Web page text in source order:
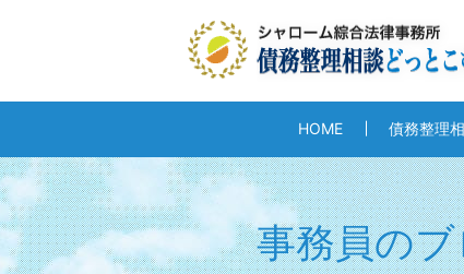
HOME 債務整理
事務員の